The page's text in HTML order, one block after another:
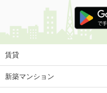
賃貸
新築マンション